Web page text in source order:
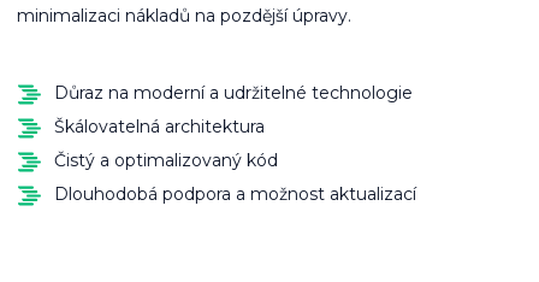
minimalizaci nákladů na pozdější úpravy.
Důraz na moderní a udržitelné technologie
Škálovatelná architektura
Čistý a optimalizovaný kód
Dlouhodobá podpora a možnost aktualizací